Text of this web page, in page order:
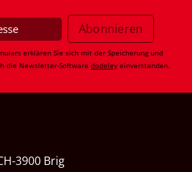
erklären Sie sich mit der Speicherung und
die Newsletter-Software dodeley einverstanden.
3900 Brig